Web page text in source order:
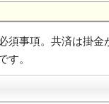
須事項。共済は掛
す。